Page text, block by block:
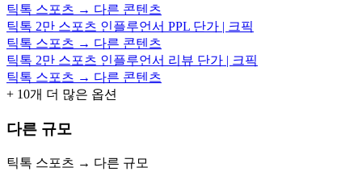
틱톡 스포츠 → 다른 콘텐츠
틱톡 2만 스포츠 인플루언서 PPL 단가 | 크픽
틱톡 스포츠 → 다른 콘텐츠
틱톡 2만 스포츠 인플루언서 리뷰 단가 | 크픽
틱톡 스포츠 → 다른 콘텐츠
+ 10개 더 많은 옵션
다른 규모
틱톡 스포츠 → 다른 규모